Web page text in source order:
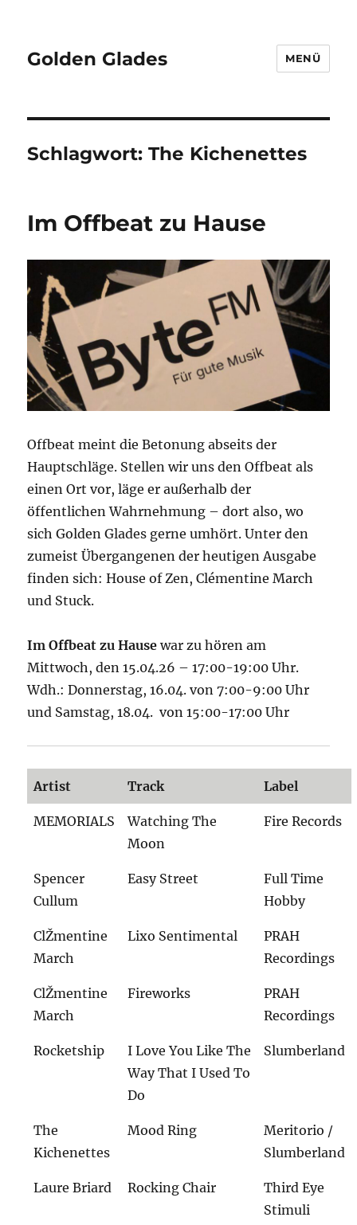
Golden Glades MENÜ
Schlagwort:The Kichenettes
Im Offbeat zu Hause
Offbeat meint die Betonung abseits der
Hauptschläge. Stellen wir uns den Offbeat als
einen Ort vor, läge er außerhalb der
öffentlichen Wahrnehmung – dort also, wo
sich Golden Glades gerne umhört. Unter den
zumeist Übergangenen der heutigen Ausgabe
finden sich: House of Zen, Clémentine March
und Stuck.
Im Offbeat zu Hause war zu hören am
Mittwoch, den 15.04.26 – 17:00-19:00 Uhr.
Wdh.: Donnerstag, 16.04. von 7:00-9:00 Uhr
und Samstag, 18.04. von 15:00-17:00 Uhr
Artist Track Label
MEMORIALS
Watching The
Moon
Fire Records
Spencer
Cullum
Easy Street
Full Time
Hobby
ClŽmentine
March
Lixo Sentimental
PRAH
Recordings
ClŽmentine
March
Fireworks
PRAH
Recordings
Rocketship
I Love You Like The
Way That I Used To
Do
Slumberland
The
Kichenettes
Mood Ring
Meritorio /
Slumberland
Laure Briard Rocking Chair
Third Eye
Stimuli